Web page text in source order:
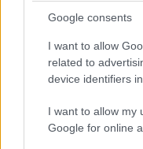
Google consents
I want to allow
related to
device identifiers
I want to allow my
Google for online
60% – Πήρε
Ακολουθήστε το